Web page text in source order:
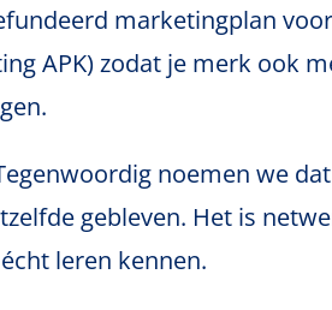
marketingplan
APK) zodat je merk ook
noemen we
gebleven. Het is
leren kennen.